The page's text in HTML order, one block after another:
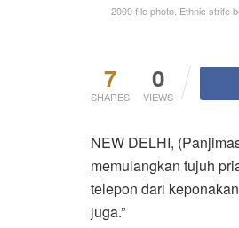
2009 file photo. Ethnic strife
7
SHARES
0
VIEWS
NEW DELHI,
memulangkan tujuh
telepon dari
juga.”